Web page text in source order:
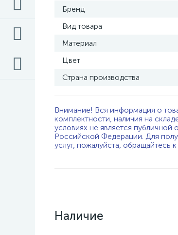
Бренд
Вид товара
Материал
Цвет
Страна производства
Внимание! Вся информация о
комплектности, наличия на
условиях не является
Российской Федерации. Для
услуг, пожалуйста, обращайтесь
Наличие